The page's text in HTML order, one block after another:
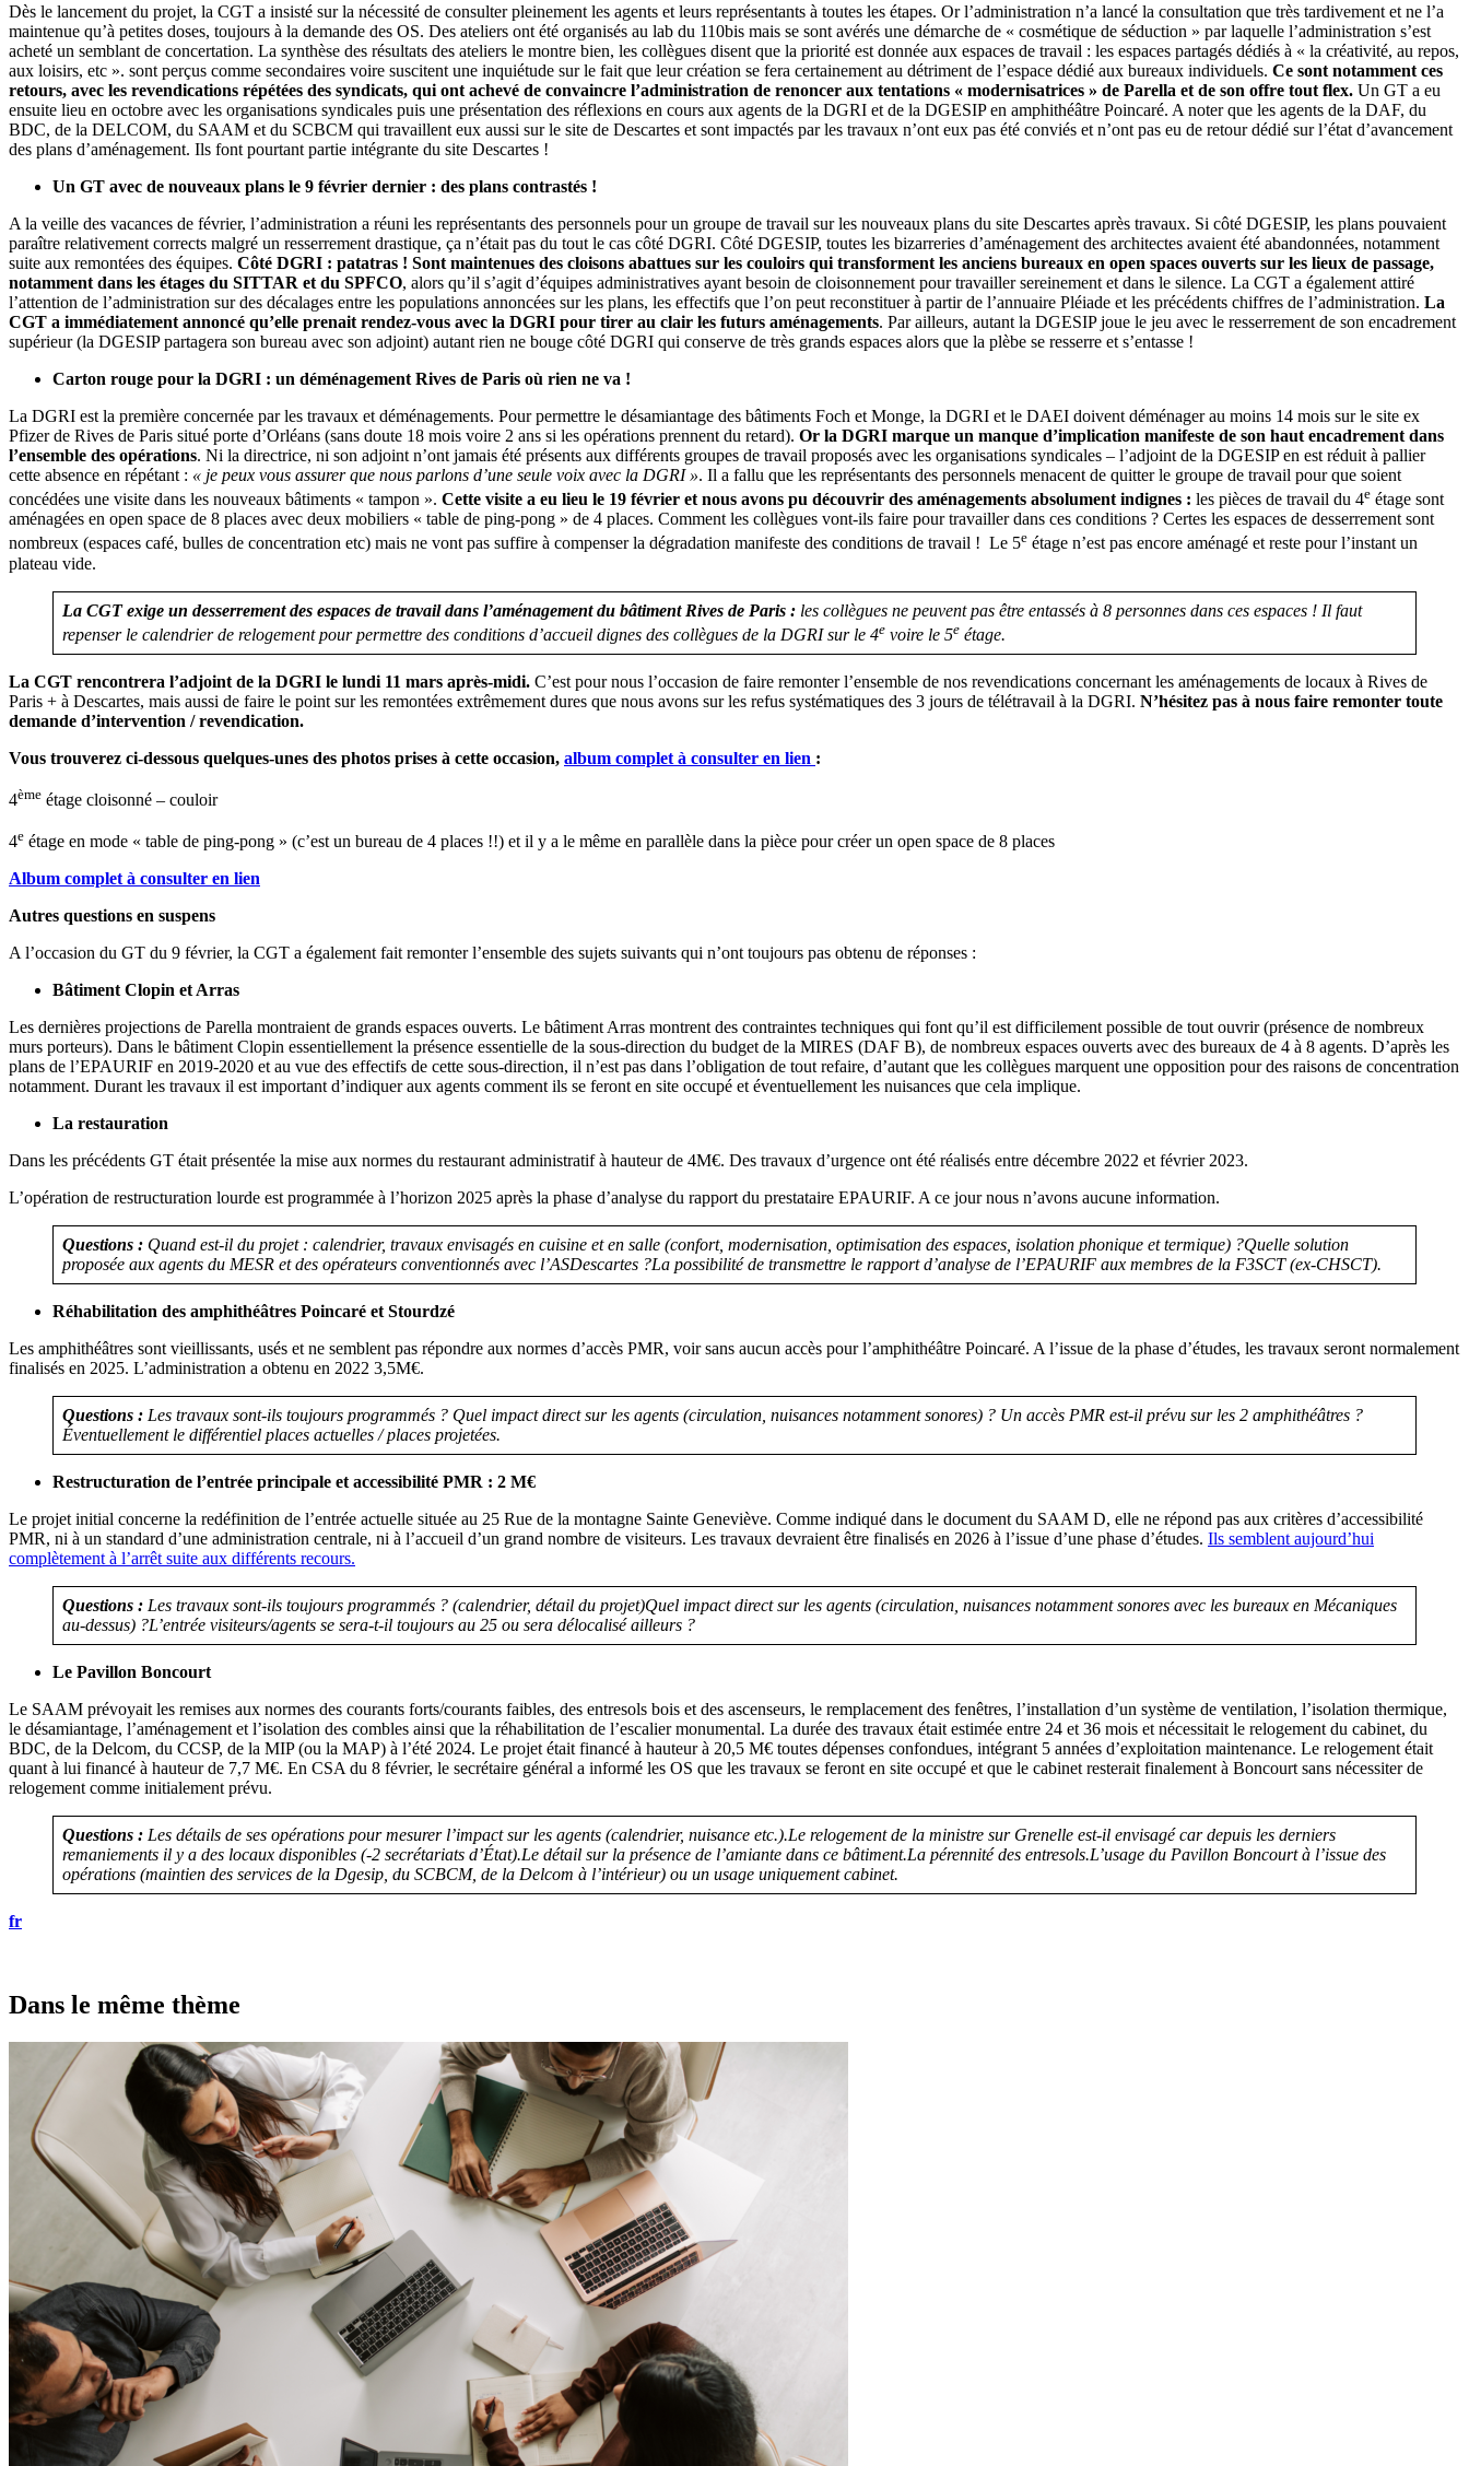
Dès le lancement du projet, la CGT a insisté sur la nécessité de consulter pleinement les agents et leurs représentants à toutes les étapes. Or l’administration n’a lancé la consultation que très tardivement et ne l’a
maintenue qu’à petites doses, toujours à la demande des OS. Des ateliers ont été organisés au lab du 110bis mais se sont avérés une démarche de « cosmétique de séduction » par laquelle l’administration s’est
acheté un semblant de concertation. La synthèse des résultats des ateliers le montre bien, les collègues disent que la priorité est donnée aux espaces de travail : les espaces partagés dédiés à « la créativité, au repos,
aux loisirs, etc ». sont perçus comme secondaires voire suscitent une inquiétude sur le fait que leur création se fera certainement au détriment de l’espace dédié aux bureaux individuels. Ce sont notamment ces
retours, avec les revendications répétées des syndicats, qui ont achevé de convaincre l’administration de renoncer aux tentations « modernisatrices » de Parella et de son offre tout flex. Un GT a eu
ensuite lieu en octobre avec les organisations syndicales puis une présentation des réflexions en cours aux agents de la DGRI et de la DGESIP en amphithéâtre Poincaré. A noter que les agents de la DAF, du
BDC, de la DELCOM, du SAAM et du SCBCM qui travaillent eux aussi sur le site de Descartes et sont impactés par les travaux n’ont eux pas été conviés et n’ont pas eu de retour dédié sur l’état d’avancement
des plans d’aménagement. Ils font pourtant partie intégrante du site Descartes !
Un GT avec de nouveaux plans le 9 février dernier : des plans contrastés !
A la veille des vacances de février, l’administration a réuni les représentants des personnels pour un groupe de travail sur les nouveaux plans du site Descartes après travaux. Si côté DGESIP, les plans pouvaient
paraître relativement corrects malgré un resserrement drastique, ça n’était pas du tout le cas côté DGRI. Côté DGESIP, toutes les bizarreries d’aménagement des architectes avaient été abandonnées, notamment
suite aux remontées des équipes. Côté DGRI : patatras ! Sont maintenues des cloisons abattues sur les couloirs qui transforment les anciens bureaux en open spaces ouverts sur les lieux de passage,
notamment dans les étages du SITTAR et du SPFCO, alors qu’il s’agit d’équipes administratives ayant besoin de cloisonnement pour travailler sereinement et dans le silence. La CGT a également attiré
l’attention de l’administration sur des décalages entre les populations annoncées sur les plans, les effectifs que l’on peut reconstituer à partir de l’annuaire Pléiade et les précédents chiffres de l’administration. La
CGT a immédiatement annoncé qu’elle prenait rendez-vous avec la DGRI pour tirer au clair les futurs aménagements. Par ailleurs, autant la DGESIP joue le jeu avec le resserrement de son encadrement
supérieur (la DGESIP partagera son bureau avec son adjoint) autant rien ne bouge côté DGRI qui conserve de très grands espaces alors que la plèbe se resserre et s’entasse !
Carton rouge pour la DGRI : un déménagement Rives de Paris où rien ne va !
La DGRI est la première concernée par les travaux et déménagements. Pour permettre le désamiantage des bâtiments Foch et Monge, la DGRI et le DAEI doivent déménager au moins 14 mois sur le site ex
Pfizer de Rives de Paris situé porte d’Orléans (sans doute 18 mois voire 2 ans si les opérations prennent du retard). Or la DGRI marque un manque d’implication manifeste de son haut encadrement dans
l’ensemble des opérations. Ni la directrice, ni son adjoint n’ont jamais été présents aux différents groupes de travail proposés avec les organisations syndicales – l’adjoint de la DGESIP en est réduit à pallier
cette absence en répétant : « je peux vous assurer que nous parlons d’une seule voix avec la DGRI ». Il a fallu que les représentants des personnels menacent de quitter le groupe de travail pour que soient
concédées une visite dans les nouveaux bâtiments « tampon ». Cette visite a eu lieu le 19 février et nous avons pu découvrir des aménagements absolument indignes : les pièces de travail du 4e étage sont
aménagées en open space de 8 places avec deux mobiliers « table de ping-pong » de 4 places. Comment les collègues vont-ils faire pour travailler dans ces conditions ? Certes les espaces de desserrement sont
nombreux (espaces café, bulles de concentration etc) mais ne vont pas suffire à compenser la dégradation manifeste des conditions de travail ! Le 5e étage n’est pas encore aménagé et reste pour l’instant un
plateau vide.
La CGT exige un desserrement des espaces de travail dans l’aménagement du bâtiment Rives de Paris : les collègues ne peuvent pas être entassés à 8 personnes dans ces espaces ! Il faut
repenser le calendrier de relogement pour permettre des conditions d’accueil dignes des collègues de la DGRI sur le 4e voire le 5e étage.
La CGT rencontrera l’adjoint de la DGRI le lundi 11 mars après-midi. C’est pour nous l’occasion de faire remonter l’ensemble de nos revendications concernant les aménagements de locaux à Rives de
Paris + à Descartes, mais aussi de faire le point sur les remontées extrêmement dures que nous avons sur les refus systématiques des 3 jours de télétravail à la DGRI. N’hésitez pas à nous faire remonter toute
demande d’intervention / revendication.
Vous trouverez ci-dessous quelques-unes des photos prises à cette occasion, album complet à consulter en lien :
4ème étage cloisonné – couloir
4e étage en mode « table de ping-pong » (c’est un bureau de 4 places !!) et il y a le même en parallèle dans la pièce pour créer un open space de 8 places
Album complet à consulter en lien
Autres questions en suspens
A l’occasion du GT du 9 février, la CGT a également fait remonter l’ensemble des sujets suivants qui n’ont toujours pas obtenu de réponses :
Bâtiment Clopin et Arras
Les dernières projections de Parella montraient de grands espaces ouverts. Le bâtiment Arras montrent des contraintes techniques qui font qu’il est difficilement possible de tout ouvrir (présence de nombreux
murs porteurs). Dans le bâtiment Clopin essentiellement la présence essentielle de la sous-direction du budget de la MIRES (DAF B), de nombreux espaces ouverts avec des bureaux de 4 à 8 agents. D’après les
plans de l’EPAURIF en 2019-2020 et au vue des effectifs de cette sous-direction, il n’est pas dans l’obligation de tout refaire, d’autant que les collègues marquent une opposition pour des raisons de concentration
notamment. Durant les travaux il est important d’indiquer aux agents comment ils se feront en site occupé et éventuellement les nuisances que cela implique.
La restauration
Dans les précédents GT était présentée la mise aux normes du restaurant administratif à hauteur de 4M€. Des travaux d’urgence ont été réalisés entre décembre 2022 et février 2023.
L’opération de restructuration lourde est programmée à l’horizon 2025 après la phase d’analyse du rapport du prestataire EPAURIF. A ce jour nous n’avons aucune information.
Questions : Quand est-il du projet : calendrier, travaux envisagés en cuisine et en salle (confort, modernisation, optimisation des espaces, isolation phonique et termique) ?Quelle solution
proposée aux agents du MESR et des opérateurs conventionnés avec l’ASDescartes ?La possibilité de transmettre le rapport d’analyse de l’EPAURIF aux membres de la F3SCT (ex-CHSCT).
Réhabilitation des amphithéâtres Poincaré et Stourdzé
Les amphithéâtres sont vieillissants, usés et ne semblent pas répondre aux normes d’accès PMR, voir sans aucun accès pour l’amphithéâtre Poincaré. A l’issue de la phase d’études, les travaux seront normalement
finalisés en 2025. L’administration a obtenu en 2022 3,5M€.
Questions : Les travaux sont-ils toujours programmés ? Quel impact direct sur les agents (circulation, nuisances notamment sonores) ? Un accès PMR est-il prévu sur les 2 amphithéâtres ?
Éventuellement le différentiel places actuelles / places projetées.
Restructuration de l’entrée principale et accessibilité PMR : 2 M€
Le projet initial concerne la redéfinition de l’entrée actuelle située au 25 Rue de la montagne Sainte Geneviève. Comme indiqué dans le document du SAAM D, elle ne répond pas aux critères d’accessibilité
PMR, ni à un standard d’une administration centrale, ni à l’accueil d’un grand nombre de visiteurs. Les travaux devraient être finalisés en 2026 à l’issue d’une phase d’études. Ils semblent aujourd’hui
complètement à l’arrêt suite aux différents recours.
Questions : Les travaux sont-ils toujours programmés ? (calendrier, détail du projet)Quel impact direct sur les agents (circulation, nuisances notamment sonores avec les bureaux en Mécaniques
au-dessus) ?L’entrée visiteurs/agents se sera-t-il toujours au 25 ou sera délocalisé ailleurs ?
Le Pavillon Boncourt
Le SAAM prévoyait les remises aux normes des courants forts/courants faibles, des entresols bois et des ascenseurs, le remplacement des fenêtres, l’installation d’un système de ventilation, l’isolation thermique,
le désamiantage, l’aménagement et l’isolation des combles ainsi que la réhabilitation de l’escalier monumental. La durée des travaux était estimée entre 24 et 36 mois et nécessitait le relogement du cabinet, du
BDC, de la Delcom, du CCSP, de la MIP (ou la MAP) à l’été 2024. Le projet était financé à hauteur à 20,5 M€ toutes dépenses confondues, intégrant 5 années d’exploitation maintenance. Le relogement était
quant à lui financé à hauteur de 7,7 M€. En CSA du 8 février, le secrétaire général a informé les OS que les travaux se feront en site occupé et que le cabinet resterait finalement à Boncourt sans nécessiter de
relogement comme initialement prévu.
Questions : Les détails de ses opérations pour mesurer l’impact sur les agents (calendrier, nuisance etc.).Le relogement de la ministre sur Grenelle est-il envisagé car depuis les derniers
remaniements il y a des locaux disponibles (-2 secrétariats d’État).Le détail sur la présence de l’amiante dans ce bâtiment.La pérennité des entresols.L’usage du Pavillon Boncourt à l’issue des
opérations (maintien des services de la Dgesip, du SCBCM, de la Delcom à l’intérieur) ou un usage uniquement cabinet.
fr
Dans le même thème